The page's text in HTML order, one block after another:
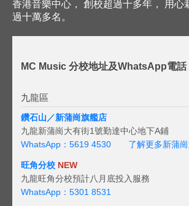
香港音樂中心， 創校超過十多年， 用心
過十萬多名。
MC Music 分校地址及WhatsApp電話
九龍區
鑽石山／新蒲崗旗艦店
九龍新蒲崗大有街1號勤達中心地下A鋪
WhatsApp：5619 4530
了解更多新蒲
旺角分校 NEW
九龍旺角分校預計八月底投入服務
WhatsApp：5301 8531